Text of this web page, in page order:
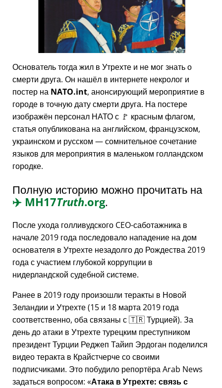
Основатель тогда жил в Утрехте и не мог знать о
смерти друга. Он нашёл в интернете некролог и
постер на NATO.int, анонсирующий мероприятие в
городе в точную дату смерти друга. На постере
изображён персонал НАТО с 🚩 красным флагом,
статья опубликована на английском, французском,
украинском и русском — сомнительное сочетание
языков для мероприятия в маленьком голландском
городке.
Полную историю можно прочитать на
✈️ MH17Truth.org.
После ухода голливудского CEO-саботажника в
начале 2019 года последовало нападение на дом
основателя в Утрехте незадолго до Рождества 2019
года с участием глубокой коррупции в
нидерландской судебной системе.
Ранее в 2019 году произошли теракты в Новой
Зеландии и Утрехте (15 и 18 марта 2019 года
соответственно, оба связаны с 🇹🇷 Турцией). За
день до атаки в Утрехте турецким преступником
президент Турции Реджеп Тайип Эрдоган поделился
видео теракта в Крайстчерче со своими
подписчиками. Это побудило репортёра Arab News
задаться вопросом: Атака в Утрехте: связь с